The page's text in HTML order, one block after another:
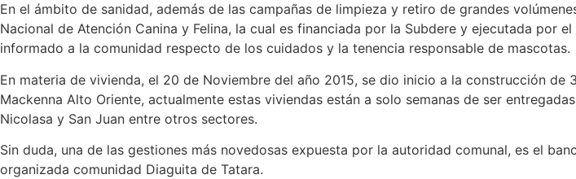
En el ámbito de sanidad, además de las campañas de limpieza y retiro de grandes
Nacional de Atención Canina y Felina, la cual es financiada por la Subdere y ejecutada por
informado a la comunidad respecto de los cuidados y la tenencia responsable de mascotas.
En materia de vivienda, el 20 de Noviembre del año 2015, se dio inicio a la construcción
Mackenna Alto Oriente, actualmente estas viviendas están a solo semanas de ser
Nicolasa y San Juan entre otros sectores.
Sin duda, una de las gestiones más novedosas expuesta por la autoridad comunal, es el
organizada comunidad Diaguita de Tatara.